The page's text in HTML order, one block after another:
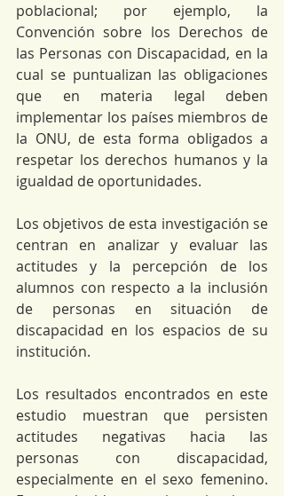
poblacional; por ejemplo, la
Convención sobre los Derechos de
las Personas con Discapacidad, en la
cual se puntualizan las obligaciones
que en materia legal deben
implementar los países miembros de
la ONU, de esta forma obligados a
respetar los derechos humanos y la
igualdad de oportunidades.
Los objetivos de esta investigación se
centran en analizar y evaluar las
actitudes y la percepción de los
alumnos con respecto a la inclusión
de personas en situación de
discapacidad en los espacios de su
institución.
Los resultados encontrados en este
estudio muestran que persisten
actitudes negativas hacia las
personas con discapacidad,
especialmente en el sexo femenino.